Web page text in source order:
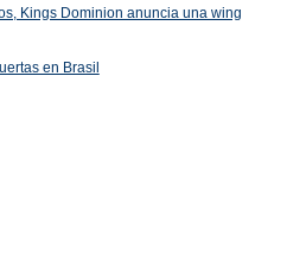
Kings Dominion anuncia una wing
en Brasil